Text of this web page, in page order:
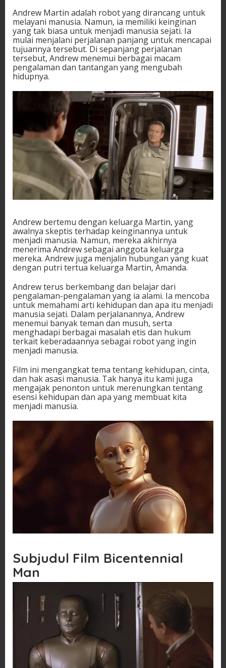
Andrew Martin adalah robot yang dirancang untuk
melayani manusia. Namun, ia memiliki keinginan
yang tak biasa untuk menjadi manusia sejati. Ia
mulai menjalani perjalanan panjang untuk mencapai
tujuannya tersebut. Di sepanjang perjalanan
tersebut, Andrew menemui berbagai macam
pengalaman dan tantangan yang mengubah
hidupnya.
Andrew bertemu dengan keluarga Martin, yang
awalnya skeptis terhadap keinginannya untuk
menjadi manusia. Namun, mereka akhirnya
menerima Andrew sebagai anggota keluarga
mereka. Andrew juga menjalin hubungan yang kuat
dengan putri tertua keluarga Martin, Amanda.
Andrew terus berkembang dan belajar dari
pengalaman-pengalaman yang ia alami. Ia mencoba
untuk memahami arti kehidupan dan apa itu menjadi
manusia sejati. Dalam perjalanannya, Andrew
menemui banyak teman dan musuh, serta
menghadapi berbagai masalah etis dan hukum
terkait keberadaannya sebagai robot yang ingin
menjadi manusia.
Film ini mengangkat tema tentang kehidupan, cinta,
dan hak asasi manusia. Tak hanya itu kami juga
mengajak penonton untuk merenungkan tentang
esensi kehidupan dan apa yang membuat kita
menjadi manusia.
Subjudul Film Bicentennial
Man